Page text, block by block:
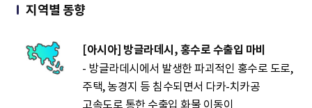
지역별 동향
[아시아] 방글라데시, 홍수로 수출입 마비
- 방글라데시에서 발생한 파괴적인 홍수로 도로,
주택, 농경지 등 침수되면서 다카-치카공
고속도로 통한 수출입 화물 이동이